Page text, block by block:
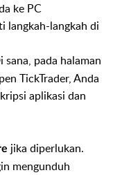
ke PC
langkah-langkah di
sana, pada halaman
TickTrader, Anda
aplikasi dan
jika diperlukan.
mengunduh